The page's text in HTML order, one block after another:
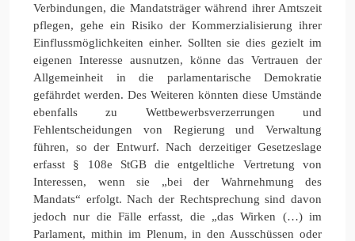
Verbindungen, die Mandatsträger während ihrer Amtszeit
pflegen, gehe ein Risiko der Kommerzialisierung ihrer
Einflussmöglichkeiten einher. Sollten sie dies gezielt im
eigenen Interesse ausnutzen, könne das Vertrauen der
Allgemeinheit in die parlamentarische Demokratie
gefährdet werden. Des Weiteren könnten diese Umstände
ebenfalls zu Wettbewerbsverzerrungen und
Fehlentscheidungen von Regierung und Verwaltung
führen, so der Entwurf. Nach derzeitiger Gesetzeslage
erfasst § 108e StGB die entgeltliche Vertretung von
Interessen, wenn sie „bei der Wahrnehmung des
Mandats“ erfolgt. Nach der Rechtsprechung sind davon
jedoch nur die Fälle erfasst, die „das Wirken (…) im
Parlament, mithin im Plenum, in den Ausschüssen oder